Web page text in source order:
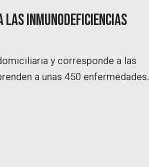
inmunodeficiencias
y corresponde a las
a unas 450 enfermedades.